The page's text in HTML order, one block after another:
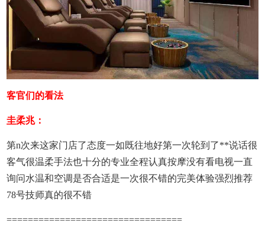
客官们的看法
圭柔兆：
第n次来这家门店了态度一如既往地好第一次轮到了**说话很
客气很温柔手法也十分的专业全程认真按摩没有看电视一直
询问水温和空调是否合适是一次很不错的完美体验强烈推荐
78号技师真的很不错
=================================